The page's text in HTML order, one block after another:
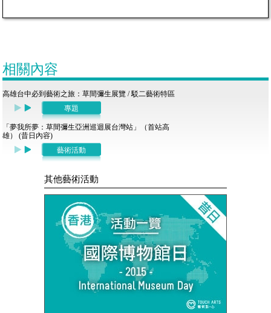
相關內容
高雄台中必到藝術之旅：草間彌生展覽 / 駁二藝術特區
專題
「夢我所夢：草間彌生亞洲巡迴展台灣站」（首站高
雄） (昔日內容)
藝術活動
其他藝術活動